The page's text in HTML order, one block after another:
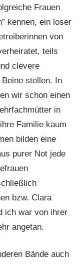
Frauen
kennen, ein loser
von
teils
clevere
stellen. In
wir schon einen
in
Familie kaum
bilden eine
purer Not jede
bzw. Clara
ich war von ihrer
angetan.
Bände auch